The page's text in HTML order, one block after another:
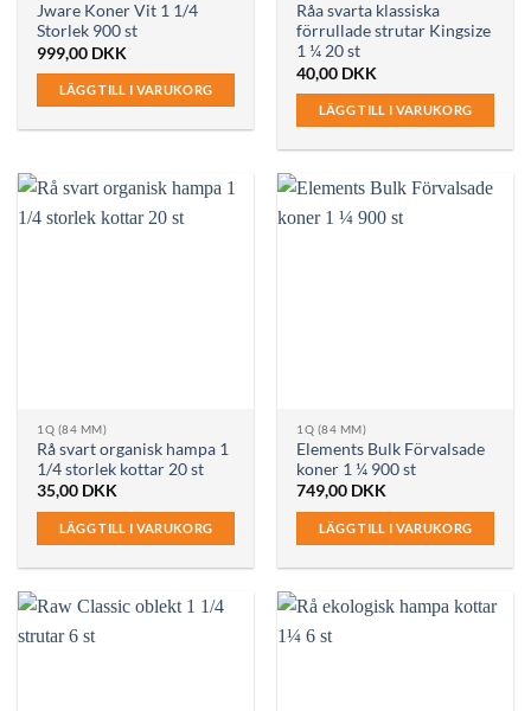
Jware Koner Vit 1 1/4
Storlek 900 st
999,00 DKK
LÄGG TILL I VARUKORG
Råa svarta klassiska
förrullade strutar Kingsize
1 ¼ 20 st
40,00 DKK
LÄGG TILL I VARUKORG
1Q (84 MM)
Rå svart organisk hampa 1
1/4 storlek kottar 20 st
35,00 DKK
LÄGG TILL I VARUKORG
1Q (84 MM)
Elements Bulk Förvalsade
koner 1 ¼ 900 st
749,00 DKK
LÄGG TILL I VARUKORG